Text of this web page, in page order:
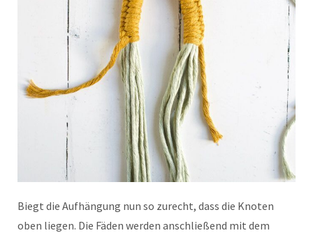
Biegt die Aufhängung nun so zurecht, dass die Knoten
oben liegen. Die Fäden werden anschließend mit dem